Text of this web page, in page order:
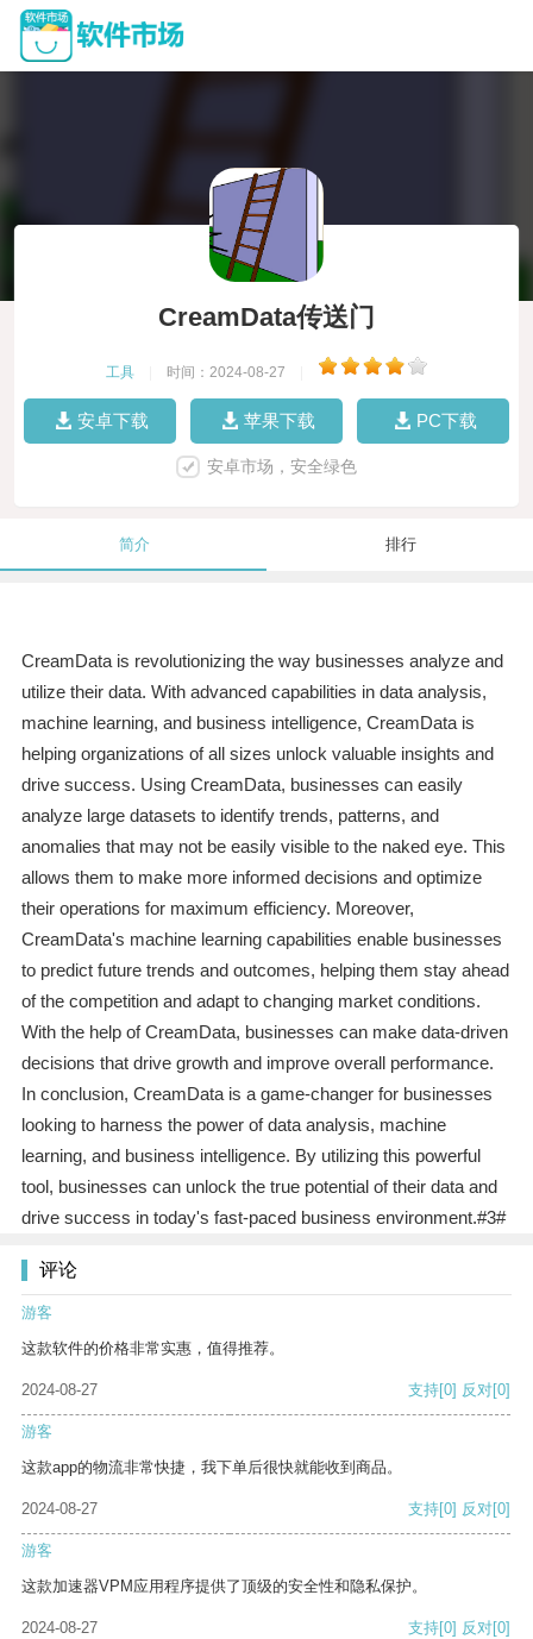
CreamData传送门
工具 时间：2024-08-27
安卓下载 苹果下载 PC下载
安卓市场，安全绿色
简介 排行
CreamData is revolutionizing the way businesses analyze and
utilize their data. With advanced capabilities in data analysis,
machine learning, and business intelligence, CreamData is
helping organizations of all sizes unlock valuable insights and
drive success. Using CreamData, businesses can easily
analyze large datasets to identify trends, patterns, and
anomalies that may not be easily visible to the naked eye. This
allows them to make more informed decisions and optimize
their operations for maximum efficiency. Moreover,
CreamData's machine learning capabilities enable businesses
to predict future trends and outcomes, helping them stay ahead
of the competition and adapt to changing market conditions.
With the help of CreamData, businesses can make data-driven
decisions that drive growth and improve overall performance.
In conclusion, CreamData is a game-changer for businesses
looking to harness the power of data analysis, machine
learning, and business intelligence. By utilizing this powerful
tool, businesses can unlock the true potential of their data and
drive success in today's fast-paced business environment.#3#
评论
游客
这款软件的价格非常实惠，值得推荐。
2024-08-27 支持[0] 反对[0]
游客
这款app的物流非常快捷，我下单后很快就能收到商品。
2024-08-27 支持[0] 反对[0]
游客
这款加速器VPM应用程序提供了顶级的安全性和隐私保护。
2024-08-27 支持[0] 反对[0]